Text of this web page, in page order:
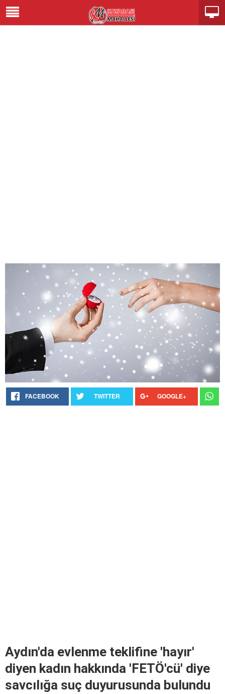
FACEBOOK TWITTER GOOGLE+
Aydın'da evlenme teklifine 'hayır'
diyen kadın hakkında 'FETÖ'cü' diye
savcılığa suç duyurusunda bulundu